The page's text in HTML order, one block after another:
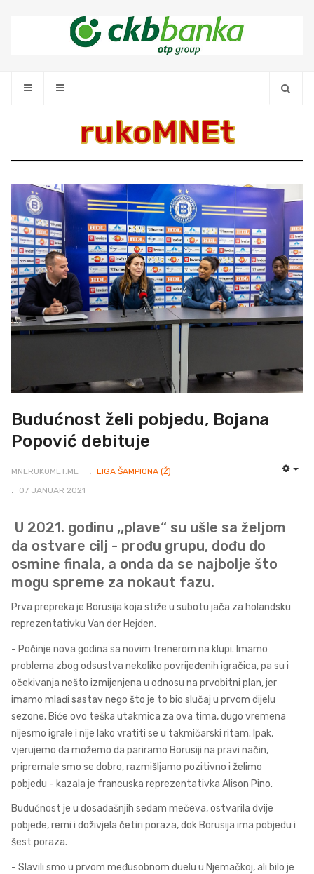
rukoMNEt
Budućnost želi pobjedu, Bojana
Popović debituje
MNERUKOMET.ME
LIGA ŠAMPIONA (Ž)
07 JANUAR 2021
U 2021. godinu ,,plave“ su ušle sa željom
da ostvare cilj - prođu grupu, dođu do
osmine finala, a onda da se najbolje što
mogu spreme za nokaut fazu.
Prva prepreka je Borusija koja stiže u subotu jača za holandsku
reprezentativku Van der Hejden.
- Počinje nova godina sa novim trenerom na klupi. Imamo
problema zbog odsustva nekoliko povrijeđenih igračica, pa su i
očekivanja nešto izmijenjena u odnosu na prvobitni plan, jer
imamo mlađi sastav nego što je to bio slučaj u prvom dijelu
sezone. Biće ovo teška utakmica za ova tima, dugo vremena
nijesmo igrale i nije lako vratiti se u takmičarski ritam. Ipak,
vjerujemo da možemo da pariramo Borusiji na pravi način,
pripremale smo se dobro, razmišljamo pozitivno i želimo
pobjedu - kazala je francuska reprezentativka Alison Pino.
Budućnost je u dosadašnjih sedam mečeva, ostvarila dvije
pobjede, remi i doživjela četiri poraza, dok Borusija ima pobjedu i
šest poraza.
- Slavili smo u prvom međusobnom duelu u Njemačkoj, ali bilo je